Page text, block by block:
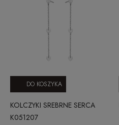
KOLCZYKI SREBRNE SERCA
K051207
DO KOSZYKA